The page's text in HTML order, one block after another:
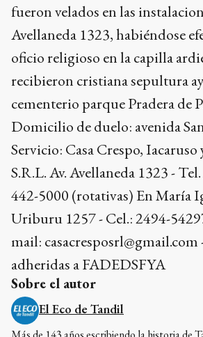
fueron velados en las
Avellaneda 1323, habiéndose
oficio religioso en la capilla
recibieron cristiana sepultura
cementerio parque Pradera de
Domicilio de duelo: avenida
Servicio: Casa Crespo,
S.R.L. Av. Avellaneda 1323 -
442-5000 (rotativas) En María
Uriburu 1257 - Cel.: 2494-
mail: casacresposrl@gmail.com
adheridas a FADEDSFYA
Sobre el autor
El Eco de Tandil